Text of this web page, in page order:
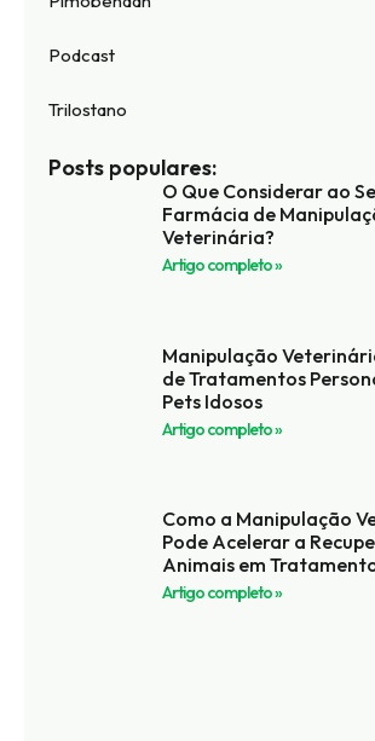
Podcast
Trilostano
Posts populares:
O Que Considerar ao
Farmácia de
Veterinária?
Artigo completo »
Manipulação
de Tratamentos
Pets Idosos
Artigo completo »
Como a Manipulação
Pode Acelerar a
Animais em
Artigo completo »